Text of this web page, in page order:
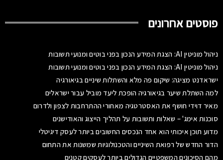
פוסטים אחרונים
ניהול מוניטין AI: הצגת המידע הנכון בפני בוטים ומנועי תשובות
ניהול מוניטין AI: הצגת המידע הנכון בפני בוטים ומנועי תשובות
ישראדנט מציגה: שיקום פה מלא והשתלות שיניים בגיאורגיה
למה השתלת שיער בגיאורגיה הופכת ליעד מוביל עבור ישראלים
מאיר דוידי חושף את האסטרטגיה מאחורי ההתרחבות לצפון ולדרום
סוכנות אימג' – שאלות ותשובות על תהליך הייצוג והאודישנים
מדוע תוכן איכותי הוא אחד הנכסים החשובים ביותר לעסק דיגיטלי
הדור החדש של רפואת השיניים והטכנולוגיות שמשנות את התחום
מהם הסיכונים המשפטיים הגדולים ביותר לעסקים קטנים